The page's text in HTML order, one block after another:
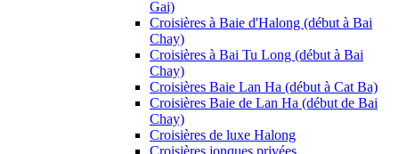
Gai)
Croisières à Baie d'Halong (début à Bai
Chay)
Croisières à Bai Tu Long (début à Bai
Chay)
Croisières Baie Lan Ha (début à Cat Ba)
Croisières Baie de Lan Ha (début de Bai
Chay)
Croisières de luxe Halong
Croisières jonques privées